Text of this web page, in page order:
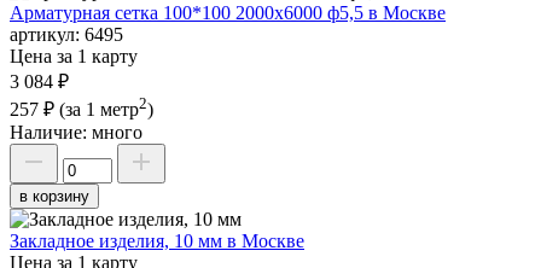
Арматурная сетка 100*100 2000х6000 ф5,5 в Москве
артикул: 6495
Цена за 1 карту
3 084 ₽
257 ₽ (за 1 метр2)
Наличие: много
в корзину
Закладное изделия, 10 мм в Москве
Цена за 1 карту